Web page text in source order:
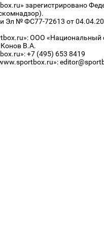
зарегистрировано
Эл № ФС77-72613 от
ООО «Национальный
В.А.
+7 (495) 653 8419